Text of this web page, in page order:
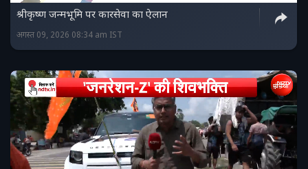
श्रीकृष्ण जन्मभूमि पर कारसेवा का ऐलान
अगस्त 09, 2026 08:34 am IST